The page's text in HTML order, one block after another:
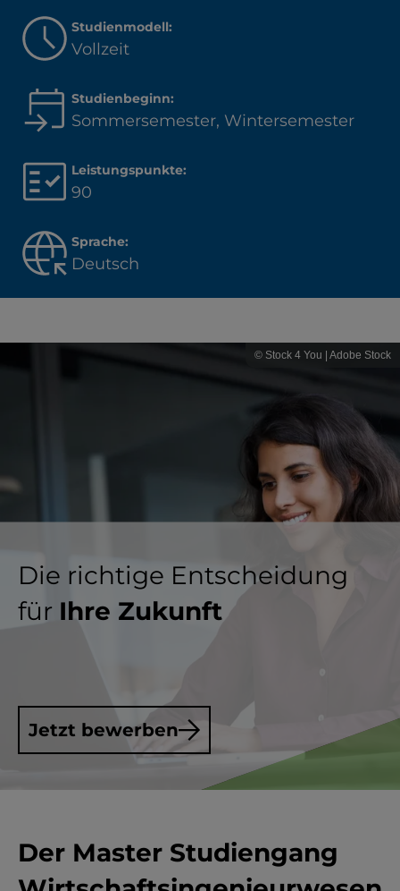
Studienmodell:
Vollzeit
Studienbeginn:
Sommersemester, Wintersemester
Leistungspunkte:
90
Sprache:
Deutsch
Die richtige Entscheidung
für Ihre Zukunft
Jetzt bewerben
© Stock 4 You | Adobe Stock
Der Master Studiengang